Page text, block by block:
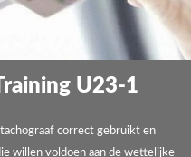
U23-1
tachograaf correct gebruikt en
willen voldoen aan de wettelijke